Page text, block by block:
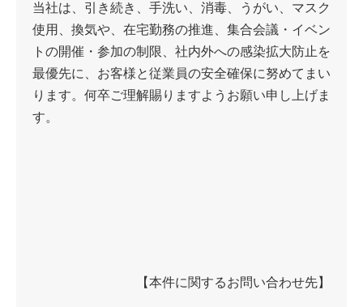
当社は、引き続き、手洗い、消毒、うがい、マスク
使用、換気や、在宅勤務の推進、集合会議・イベン
トの開催・参加の制限、社内外への感染拡大防止を
最優先に、お客様と従業員の安全確保に努めてまい
ります。何卒ご理解賜りますようお願い申し上げま
す。
【本件に関するお問い合わせ先】